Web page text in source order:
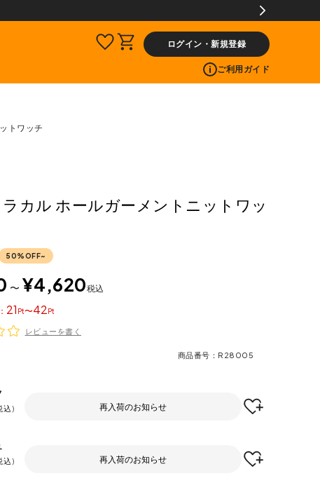
ログイン・新規登録
ご利用ガイド
トワッチ
ラカル ホールガーメントニットワッ
50%OFF~
〜 ¥4,620税込
21 〜42
レビューを書く
商品番号 R28005
込 再入荷のお知らせ
込 再入荷のお知らせ